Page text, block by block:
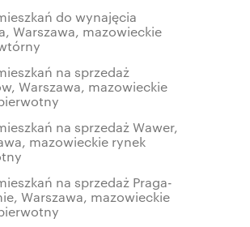
do wynajęcia
Warszawa, mazowieckie
na sprzedaż
Warszawa, mazowieckie
na sprzedaż Wawer,
mazowieckie rynek
na sprzedaż Praga-
Warszawa, mazowieckie